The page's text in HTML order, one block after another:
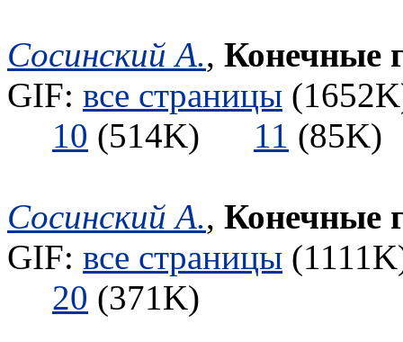
Сосинский А., Конечные
GIF: все страницы
10 (514K) 11
Сосинский А., Конечные
GIF: все страницы
20 (371K)